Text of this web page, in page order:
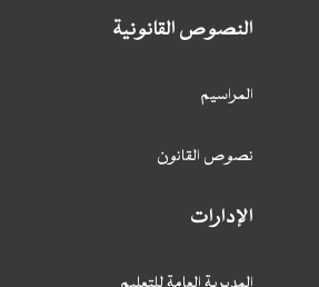
النصوص القانونية
المراسيم
نصوص القانون
الإدارات